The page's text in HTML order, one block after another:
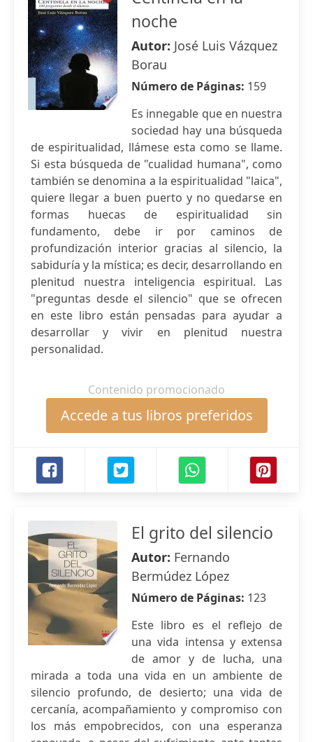
noche
Autor: José Luis Vázquez
Borau
Número de Páginas: 159
Es innegable que en nuestra
sociedad hay una búsqueda
de espiritualidad, llámese esta como se llame.
Si esta búsqueda de "cualidad humana", como
también se denomina a la espiritualidad "laica",
quiere llegar a buen puerto y no quedarse en
formas huecas de espiritualidad sin
fundamento, debe ir por caminos de
profundización interior gracias al silencio, la
sabiduría y la mística; es decir, desarrollando en
plenitud nuestra inteligencia espiritual. Las
"preguntas desde el silencio" que se ofrecen
en este libro están pensadas para ayudar a
desarrollar y vivir en plenitud nuestra
personalidad.
Contenido promocionado
Accede a tus libros preferidos
El grito del silencio
Autor: Fernando
Bermúdez López
Número de Páginas: 123
Este libro es el reflejo de
una vida intensa y extensa
de amor y de lucha, una
mirada a toda una vida en un ambiente de
silencio profundo, de desierto; una vida de
cercanía, acompañamiento y compromiso con
los más empobrecidos, con una esperanza